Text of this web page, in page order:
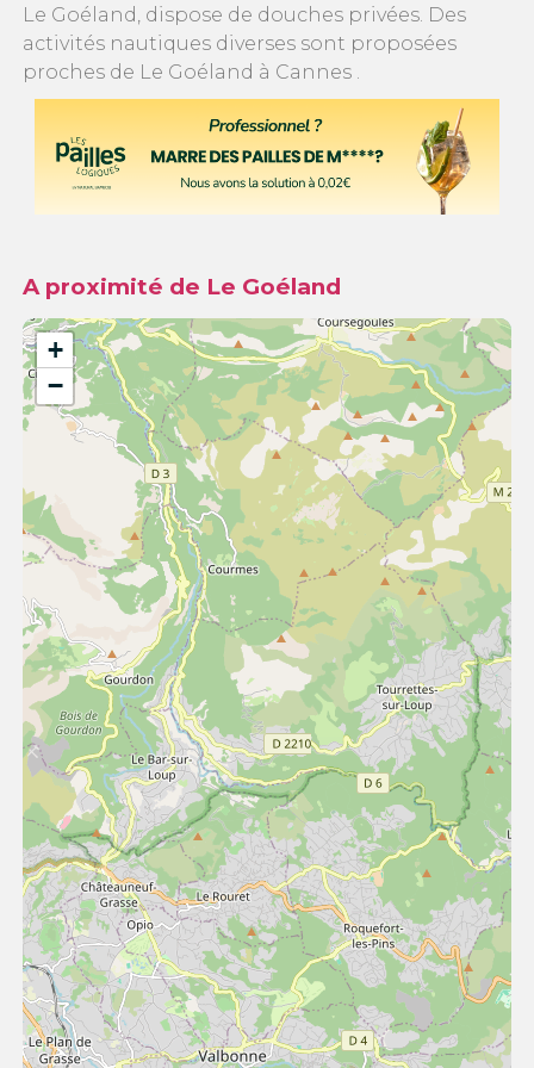
Le Goéland, dispose de douches privées. Des
activités nautiques diverses sont proposées
proches de Le Goéland à Cannes .
A proximité de Le Goéland
+
−